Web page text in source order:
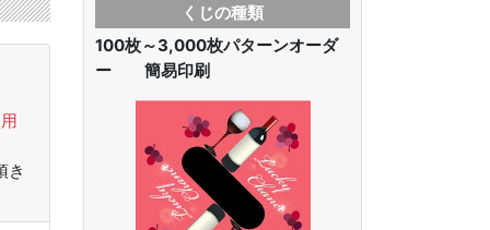
き
くじの種類
100枚～3,000枚パターンオーダ
ー 簡易印刷